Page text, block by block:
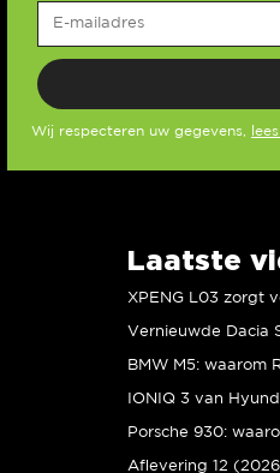
Wij respecteren uw gegevens,
Laatste
IONIQ 3 van
Aflevering 12